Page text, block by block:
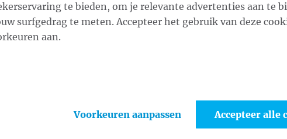
1
2
te bieden, om je relevante advertenties aan te
surfgedrag te meten. Accepteer het gebruik van deze
aan.
Voorkeuren aanpassen Accepteer alle